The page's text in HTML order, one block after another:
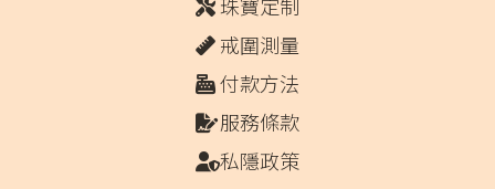
戒圍測量
付款方法
服務條款
私隱政策